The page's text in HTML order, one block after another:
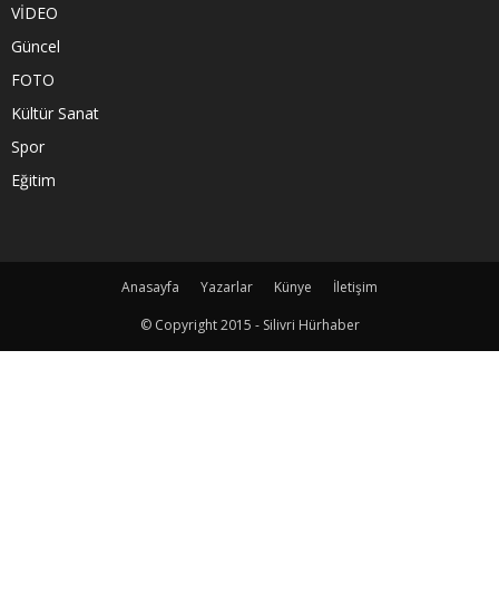
VİDEO
Güncel
FOTO
Kültür Sanat
Spor
Eğitim
Anasayfa Yazarlar Künye
İletişim
© Copyright 2015 - Silivri Hürhaber